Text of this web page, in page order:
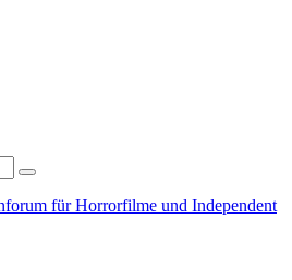
für Horrorfilme und Independent